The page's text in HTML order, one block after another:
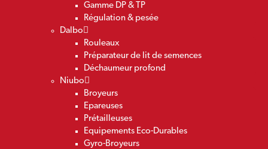
Gamme DP & TP
Régulation & pesée
Dalbo
Rouleaux
Préparateur de lit de semences
Déchaumeur profond
Niubo
Broyeurs
Epareuses
Prétailleuses
Equipements Eco-Durables
Gyro-Broyeurs